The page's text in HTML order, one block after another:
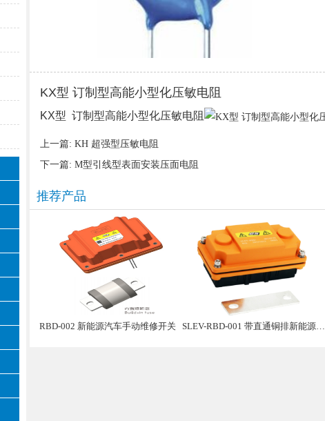
KX型 订制型高能小型化压敏电阻
KX型 订制型高能小型化压敏电阻
上一篇: KH 超强型压敏电阻
下一篇: M型引线型表面安装压面电阻
推荐产品
RBD-002 新能源汽车手动维修开关 SLEV-RBD-001 带直通铜排新能源汽车手动维修盒子